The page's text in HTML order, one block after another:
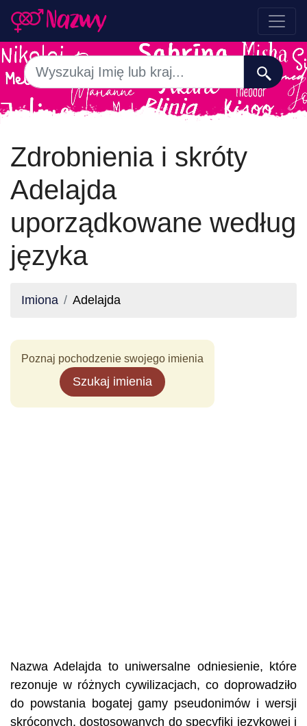
Zdrobnienia i skróty
Adelajda
uporządkowane według
języka
Imiona Adelajda
Poznaj pochodzenie swojego imienia
Szukaj imienia
Nazwa Adelajda to uniwersalne odniesienie, które
rezonuje w różnych cywilizacjach, co doprowadziło
do powstania bogatej gamy pseudonimów i wersji
skróconych, dostosowanych do specyfiki językowej i